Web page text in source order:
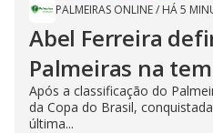
PALMEIRAS ONLINE/ HÁ 5
Abel Ferreira
Palmeiras na
Após a classificação do
da Copa do Brasil,
última...